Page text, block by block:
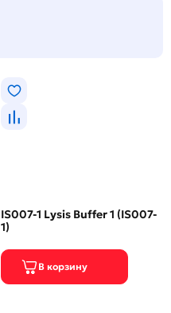
IS007-1 Lysis Buffer 1 (IS007-
1)